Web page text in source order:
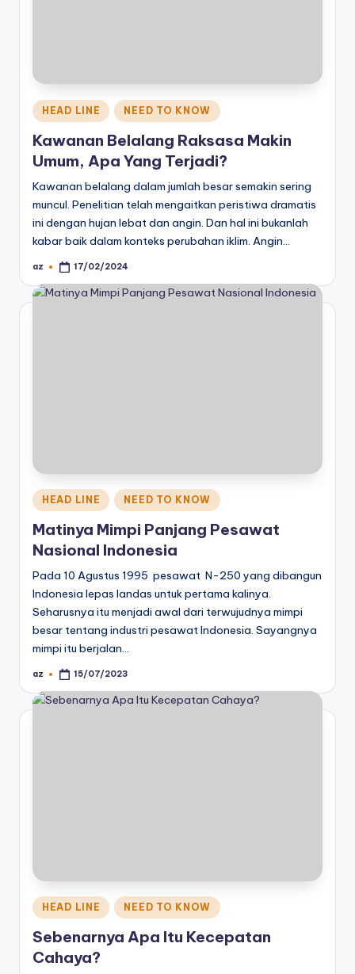
Posted
in
HEAD LINE NEED TO KNOW
Kawanan Belalang Raksasa Makin
Umum, Apa Yang Terjadi?
Kawanan belalang dalam jumlah besar semakin sering
muncul. Penelitian telah mengaitkan peristiwa dramatis
ini dengan hujan lebat dan angin. Dan hal ini bukanlah
kabar baik dalam konteks perubahan iklim. Angin…
Posted
az 17/02/2024
Posted
in
HEAD LINE NEED TO KNOW
Matinya Mimpi Panjang Pesawat
Nasional Indonesia
Pada 10 Agustus 1995 pesawat N-250 yang dibangun
Indonesia lepas landas untuk pertama kalinya.
Seharusnya itu menjadi awal dari terwujudnya mimpi
besar tentang industri pesawat Indonesia. Sayangnya
mimpi itu berjalan…
Posted
az 15/07/2023
Posted
in
HEAD LINE NEED TO KNOW
Sebenarnya Apa Itu Kecepatan
Cahaya?